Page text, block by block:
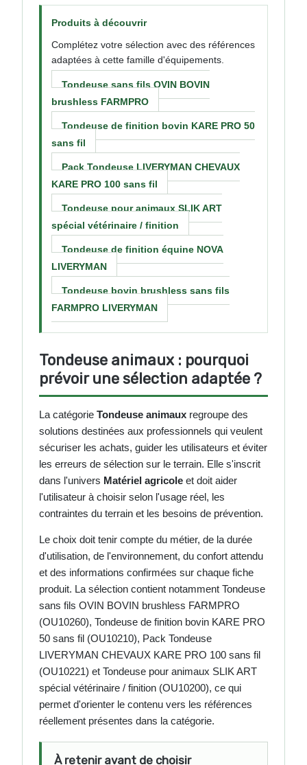
Produits à découvrir
Complétez votre sélection avec des références
adaptées à cette famille d'équipements.
Tondeuse sans fils OVIN BOVIN
brushless FARMPRO
Tondeuse de finition bovin KARE PRO 50
sans fil
Pack Tondeuse LIVERYMAN CHEVAUX
KARE PRO 100 sans fil
Tondeuse pour animaux SLIK ART
spécial vétérinaire / finition
Tondeuse de finition équine NOVA
LIVERYMAN
Tondeuse bovin brushless sans fils
FARMPRO LIVERYMAN
Tondeuse animaux : pourquoi
prévoir une sélection adaptée ?
La catégorie Tondeuse animaux regroupe des
solutions destinées aux professionnels qui veulent
sécuriser les achats, guider les utilisateurs et éviter
les erreurs de sélection sur le terrain. Elle s'inscrit
dans l'univers Matériel agricole et doit aider
l'utilisateur à choisir selon l'usage réel, les
contraintes du terrain et les besoins de prévention.
Le choix doit tenir compte du métier, de la durée
d'utilisation, de l'environnement, du confort attendu
et des informations confirmées sur chaque fiche
produit. La sélection contient notamment Tondeuse
sans fils OVIN BOVIN brushless FARMPRO
(OU10260), Tondeuse de finition bovin KARE PRO
50 sans fil (OU10210), Pack Tondeuse
LIVERYMAN CHEVAUX KARE PRO 100 sans fil
(OU10221) et Tondeuse pour animaux SLIK ART
spécial vétérinaire / finition (OU10200), ce qui
permet d'orienter le contenu vers les références
réellement présentes dans la catégorie.
À retenir avant de choisir